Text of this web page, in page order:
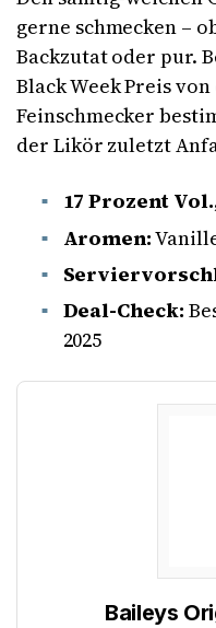
gerne schmecken –
Backzutat oder pur.
Black Week Preis
Feinschmecker
der Likör zuletzt
17 Prozent
Aromen:
Deal-Check:
2025
Baileys